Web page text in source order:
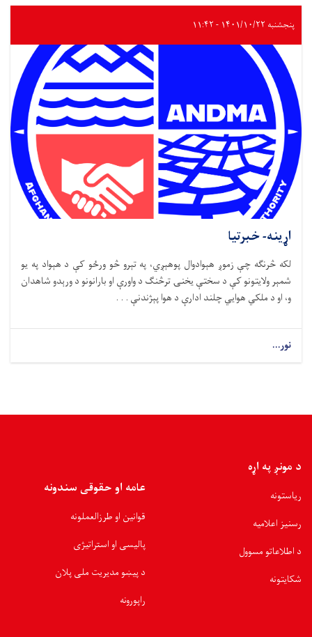
پنجشنبه ۱۴۰۱/۱۰/۲۲ - ۱۱:۴۲
اړینه- خبرتیا
لکه څرنګه چې زموږ هېوادوال پوهېږي، په تېرو څو ورځو کې د هېواد په یو
شمېر ولایتونو کې د سختې یخنۍ ترڅنګ د واورې او بارانونو د ورېدو شاهدان
و، او د ملکي هوايي چلند ادارې د هوا پېژندنې . . .
نور...
د مونږ په اړه
ریاستونه
رسنیز اعلامیه
د اطلاعاتو مسوول
شکایتونه
عامه او حقوقی سندونه
قوانین او طرزالعملونه
پالیسی او استراتیژی
د پیښو مدیریت ملی پلان
راپورونه